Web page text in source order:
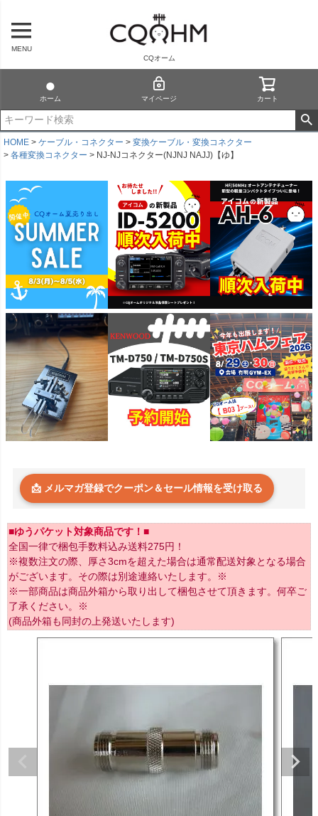
MENU
CQオーム
ホーム マイページ カート
HOME ケーブル・コネクター
変換ケーブル・変換コネクター
各種変換コネクター
NJ-NJコネクター(NJNJ NAJJ)【ゆ】
📩 メルマガ登録でクーポン＆セール情報を受け取る
■ゆうパケット対象商品です！■
全国一律で梱包手数料込み送料275円！
※複数注文の際、厚さ3cmを超えた場合は通常配送対象となる場合
がございます。その際は別途連絡いたします。※
※一部商品は商品外箱から取り出して梱包させて頂きます。何卒ご
了承ください。※
(商品外箱も同封の上発送いたします)